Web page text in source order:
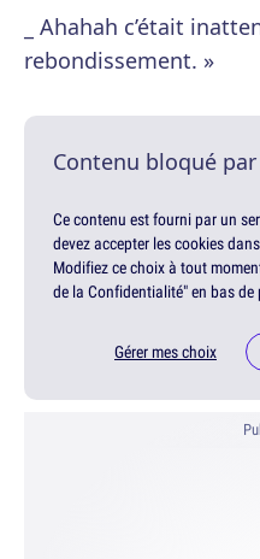
_ Ahahah c’était
rebondissement. »
Contenu bloqué
Ce contenu est fourni par un
devez accepter les cookies
Modifiez ce choix à tout
de la Confidentialité" en bas de
Gérer mes choix